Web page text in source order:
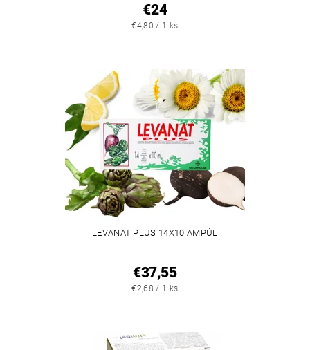
€24
€4,80 / 1 ks
LEVANAT PLUS 14X10 AMPÚL
€37,55
€2,68 / 1 ks